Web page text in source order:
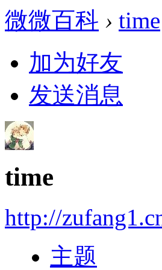
微微百科 › time
加为好友
发送消息
time
http://
主题